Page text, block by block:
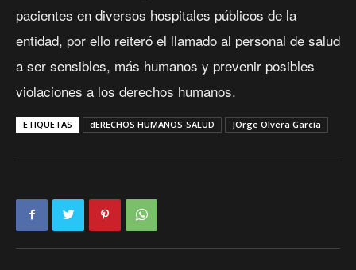
pacientes en diversos hospitales públicos de la
entidad, por ello reiteró el llamado al personal de salud
a ser sensibles, más humanos y prevenir posibles
violaciones a los derechos humanos.
ETIQUETAS dERECHOS HUMANOS-SALUD JOrge Olvera García